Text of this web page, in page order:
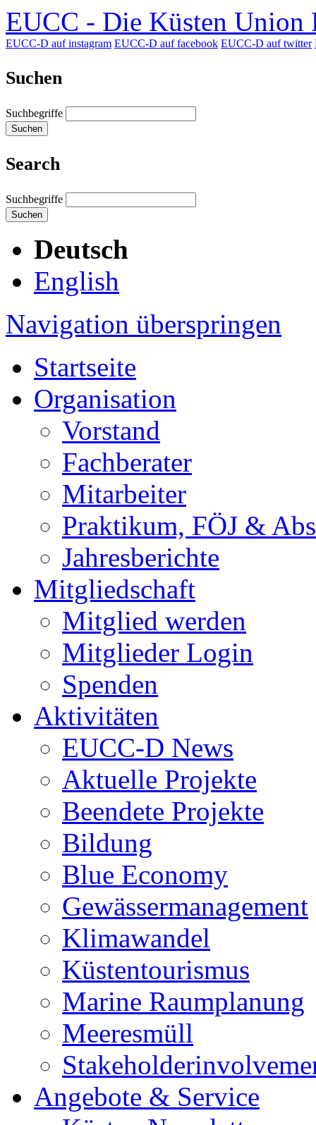
EUCC - Die Küsten Union
EUCC-D auf instagram EUCC-D auf facebook EUCC-D auf twitter
Suchen
Suchbegriffe
Suchen
Search
Suchbegriffe
Suchen
Deutsch
English
Navigation überspringen
Startseite
Organisation
Vorstand
Fachberater
Mitarbeiter
Praktikum, FÖJ &
Jahresberichte
Mitgliedschaft
Mitglied werden
Mitglieder Login
Spenden
Aktivitäten
EUCC-D News
Aktuelle Projekte
Beendete Projekte
Bildung
Blue Economy
Gewässermanagement
Klimawandel
Küstentourismus
Marine Raumplanung
Meeresmüll
Angebote & Service